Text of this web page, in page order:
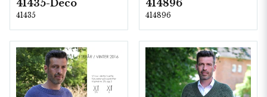
41435-Deco
41435
414896
414896